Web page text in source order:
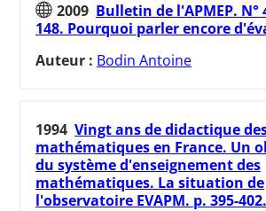
2009 Bulletin de l'APMEP. N°
148. Pourquoi parler encore
Auteur : Bodin Antoine
1994 Vingt ans de didactique
mathématiques en France. Un
du système d'enseignement des
mathématiques. La situation de
l'observatoire EVAPM. p. 395-402.